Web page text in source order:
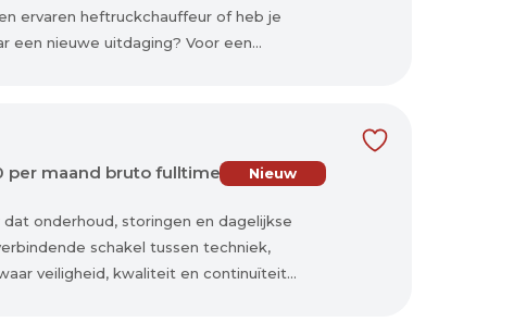
ervaren heftruckchauffeur of heb je
nieuwe uitdaging? Voor een...
per maand bruto fulltime Nieuw
onderhoud, storingen en dagelijkse
schakel tussen techniek,
veiligheid, kwaliteit en continuïteit...